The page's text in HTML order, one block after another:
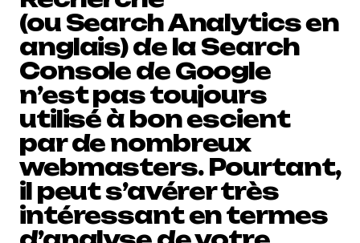
(ou Search Analytics en
anglais) de la Search
Console de Google
n’est pas toujours
utilisé à bon escient
par de nombreux
webmasters. Pourtant,
il peut s’avérer très
intéressant en termes